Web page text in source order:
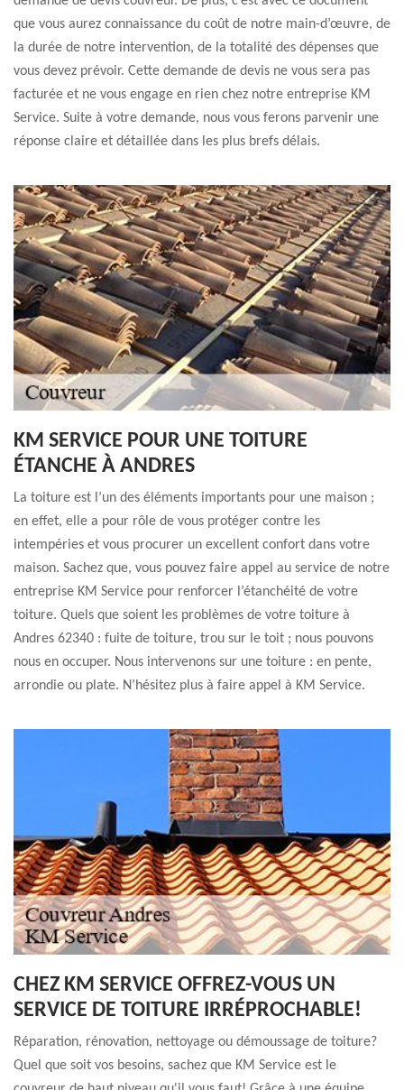
que vous aurez connaissance du coût de notre main-d’œuvre, de
la durée de notre intervention, de la totalité des dépenses que
vous devez prévoir. Cette demande de devis ne vous sera pas
facturée et ne vous engage en rien chez notre entreprise KM
Service. Suite à votre demande, nous vous ferons parvenir une
réponse claire et détaillée dans les plus brefs délais.
KM SERVICE POUR UNE TOITURE
ÉTANCHE À ANDRES
La toiture est l’un des éléments importants pour une maison ;
en effet, elle a pour rôle de vous protéger contre les
intempéries et vous procurer un excellent confort dans votre
maison. Sachez que, vous pouvez faire appel au service de notre
entreprise KM Service pour renforcer l’étanchéité de votre
toiture. Quels que soient les problèmes de votre toiture à
Andres 62340 : fuite de toiture, trou sur le toit ; nous pouvons
nous en occuper. Nous intervenons sur une toiture : en pente,
arrondie ou plate. N’hésitez plus à faire appel à KM Service.
CHEZ KM SERVICE OFFREZ-VOUS UN
SERVICE DE TOITURE IRRÉPROCHABLE!
Réparation, rénovation, nettoyage ou démoussage de toiture?
Quel que soit vos besoins, sachez que KM Service est le